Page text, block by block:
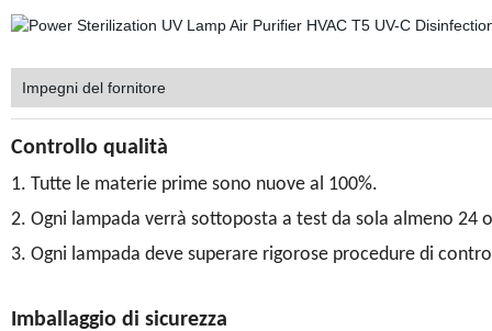
Impegni del fornitore
Controllo qualità
1. Tutte le materie prime sono nuove al 100%.
2. Ogni lampada verrà sottoposta a test da sola almeno 24
3. Ogni lampada deve superare rigorose procedure di
Imballaggio di sicurezza